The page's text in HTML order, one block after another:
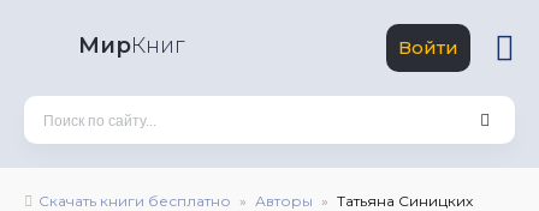
МирКниг Войти
Скачать книги бесплатно Авторы Татьяна Синицких